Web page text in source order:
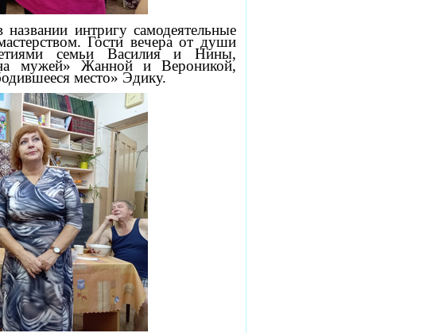
интригу самодеятельные
Гости вечера от души
семьи Василия и Нины,
мужей» Жанной и Вероникой,
место» Эдику.